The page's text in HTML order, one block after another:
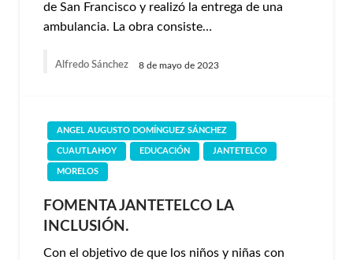
de San Francisco y realizó la entrega de una
ambulancia. La obra consiste…
Alfredo Sánchez 8 de mayo de 2023
ANGEL AUGUSTO DOMÍNGUEZ SÁNCHEZ
CUAUTLAHOY EDUCACIÓN JANTETELCO
MORELOS
FOMENTA JANTETELCO LA
INCLUSIÓN.
Con el objetivo de que los niños y niñas con